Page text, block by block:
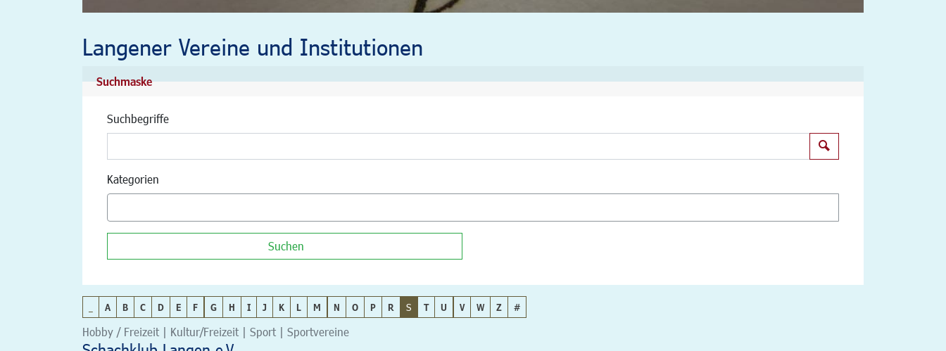
Langener Vereine und Institutionen
Suchmaske
Suchbegriffe
Kategorien
Suchen
A B C D E F G H I J K L M N O P R S T U V W Z #
Hobby / Freizeit | Kultur/Freizeit | Sport | Sportvereine